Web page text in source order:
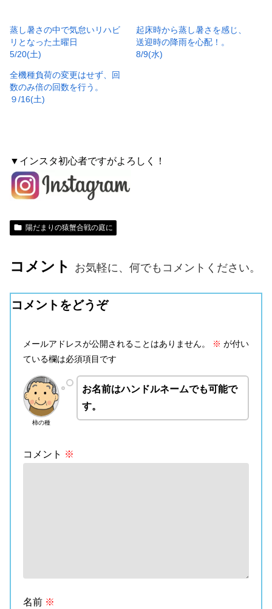
蒸し暑さの中で気怠いリハビ
リとなった土曜日
5/20(土)
起床時から蒸し暑さを感じ、
送迎時の降雨を心配！。
8/9(水)
全機種負荷の変更はせず、回
数のみ倍の回数を行う。
９/16(土)
▼インスタ初心者ですがよろしく！
陽だまりの猿蟹合戦の庭に
コメント お気軽に、何でもコメントください。
コメントをどうぞ
メールアドレスが公開されることはありません。 ※ が付い
ている欄は必須項目です
柿の種
お名前はハンドルネームでも可能で
す。
コメント ※
名前 ※